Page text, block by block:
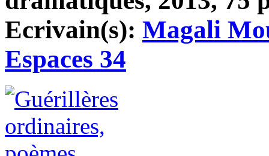
Ecrivain(s): Magali
Espaces 34